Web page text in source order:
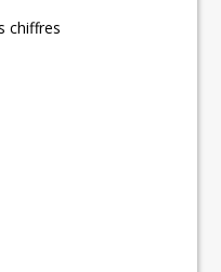
chiffres